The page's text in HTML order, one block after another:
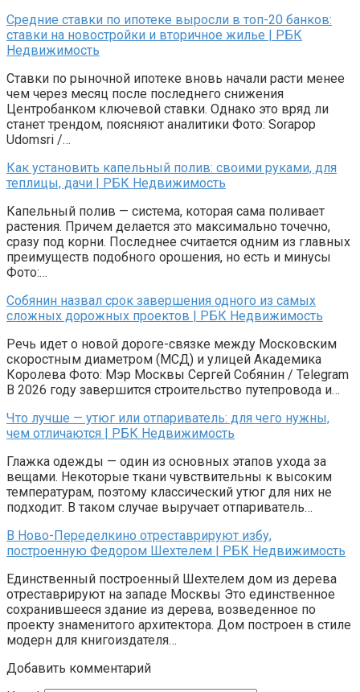
Средние ставки по ипотеке выросли в топ-20 банков:
ставки на новостройки и вторичное жилье | РБК
Недвижимость
Ставки по рыночной ипотеке вновь начали расти менее
чем через месяц после последнего снижения
Центробанком ключевой ставки. Однако это вряд ли
станет трендом, поясняют аналитики Фото: Sorapop
Udomsri /…
Как установить капельный полив: своими руками, для
теплицы, дачи | РБК Недвижимость
Капельный полив — система, которая сама поливает
растения. Причем делается это максимально точечно,
сразу под корни. Последнее считается одним из главных
преимуществ подобного орошения, но есть и минусы
Фото:…
Собянин назвал срок завершения одного из самых
сложных дорожных проектов | РБК Недвижимость
Речь идет о новой дороге-связке между Московским
скоростным диаметром (МСД) и улицей Академика
Королева Фото: Мэр Москвы Сергей Собянин / Telegram
В 2026 году завершится строительство путепровода и…
Что лучше — утюг или отпариватель: для чего нужны,
чем отличаются | РБК Недвижимость
Глажка одежды — один из основных этапов ухода за
вещами. Некоторые ткани чувствительны к высоким
температурам, поэтому классический утюг для них не
подходит. В таком случае выручает отпариватель…
В Ново-Переделкино отреставрируют избу,
построенную Федором Шехтелем | РБК Недвижимость
Единственный построенный Шехтелем дом из дерева
отреставрируют на западе Москвы Это единственное
сохранившееся здание из дерева, возведенное по
проекту знаменитого архитектора. Дом построен в стиле
модерн для книгоиздателя…
Добавить комментарий